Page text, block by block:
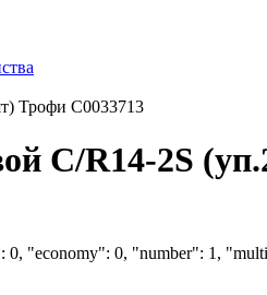
Трофи C0033713
C/R14-2S
"economy": 0, "number": 1,